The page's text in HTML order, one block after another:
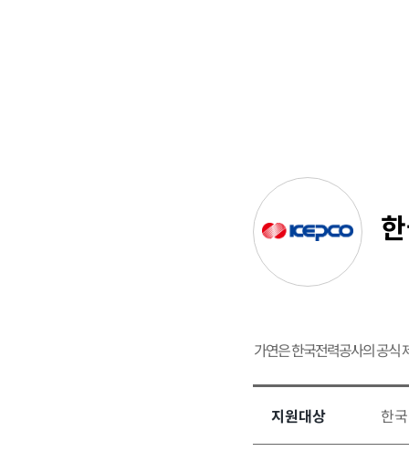
가연은 한국전력공사의 공식
지원대상 한